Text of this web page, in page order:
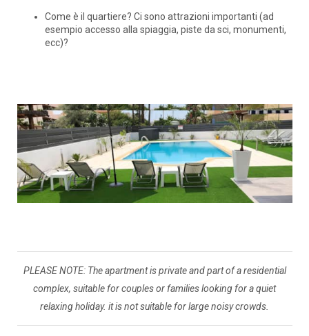
Come è il quartiere? Ci sono attrazioni importanti (ad
esempio accesso alla spiaggia, piste da sci, monumenti,
ecc)?
PLEASE NOTE: The apartment is private and part of a residential
complex, suitable for couples or families looking for a quiet
relaxing holiday. it is not suitable for large noisy crowds.